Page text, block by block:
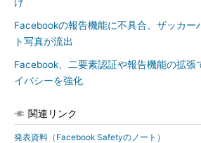
Facebookの報告機能に不具合、ザッカー
ト写真が流出
Facebook、二要素認証や報告機能の拡張
イバシーを強化
関連リンク
発表資料（Facebook Safetyのノート）